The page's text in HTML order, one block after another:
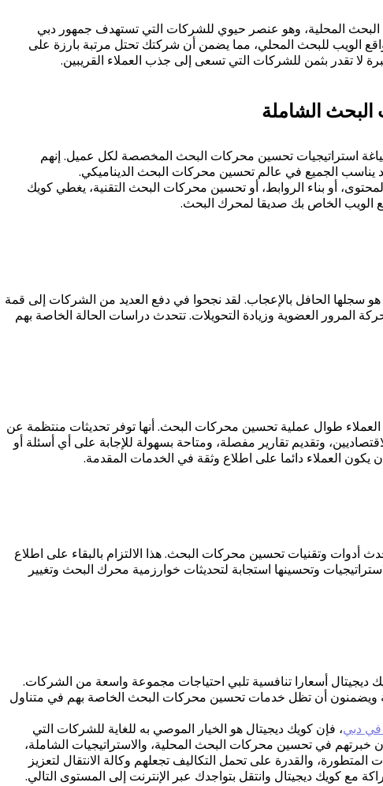
المحلية، وهو عنصر حيوي للشركات التي تستهدف جمهور دبي
الويب للبحث المحلي، مما يضمن أن شركتك تحتل مرتبة بارزة على
لا تقدر بثمن للشركات التي تسعى إلى جذب العملاء القريبين.
الشاملة
استراتيجيات تحسين محركات البحث المخصصة لكل عميل. إنهم
الجميع في عالم تحسين محركات البحث الديناميكي.
أو بناء الروابط، أو تحسين محركات البحث التقنية، يغطي كويك
الويب الخاص بك صديقا لمحرك البحث.
سجلها الحافل بالإعجاب. لقد نجحوا في دفع العديد من الشركات إلى قمة
المرور العضوية وزيادة التحويلات. تتحدث دراسات الحالة الخاصة بهم
طوال عملية تحسين محركات البحث. أنها توفر تحديثات منتظمة عن
وتقديم تقارير مفصلة، ومتاحة بسهولة للإجابة على أي أسئلة أو
العملاء دائما على اطلاع وثقة في الخدمات المقدمة.
أدوات وتقنيات تحسين محركات البحث. هذا الالتزام بالبقاء على اطلاع
وتحسينها استجابة لتحديثات خوارزمية محرك البحث وتغيير
ديجيتال أسعارا تنافسية تلبي احتياجات مجموعة واسعة من الشركات.
ويضمنون أن تظل خدمات تحسين محركات البحث الخاصة بهم في متناول
دبي، فإن كويك ديجيتال هو الخيار الموصي به للغاية للشركات التي
في تحسين محركات البحث المحلية، والاستراتيجيات الشاملة،
والقدرة على تحمل التكاليف تجعلهم وكالة الانتقال لتعزيز
مع كويك ديجيتال وانتقل بتواجدك عبر الإنترنت إلى المستوى التالي.